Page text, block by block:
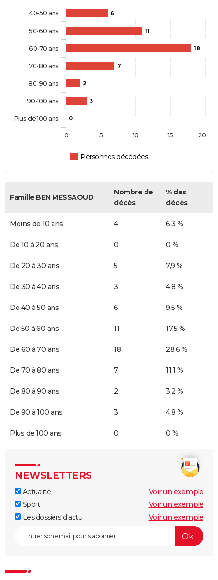
6
11
18
7
2
3
0
Personnes décédées
40-50 ans
50-60 ans
60-70 ans
70-80 ans
80-90 ans
90-100 ans
Plus de 100 ans
0 5 10 15 20
Famille BEN MESSAOUD
Nombre de
décès
% des
décès
Moins de 10 ans 4 6,3 %
De 10 à 20 ans 0 0 %
De 20 à 30 ans 5 7,9 %
De 30 à 40 ans 3 4,8 %
De 40 à 50 ans 6 9,5 %
De 50 à 60 ans 11 17,5 %
De 60 à 70 ans 18 28,6 %
De 70 à 80 ans 7 11,1 %
De 80 à 90 ans 2 3,2 %
De 90 à 100 ans 3 4,8 %
Plus de 100 ans 0 0 %
NEWSLETTERS
Actualité
Voir un exemple
Sport
Voir un exemple
Les dossiers d'actu
Voir un exemple